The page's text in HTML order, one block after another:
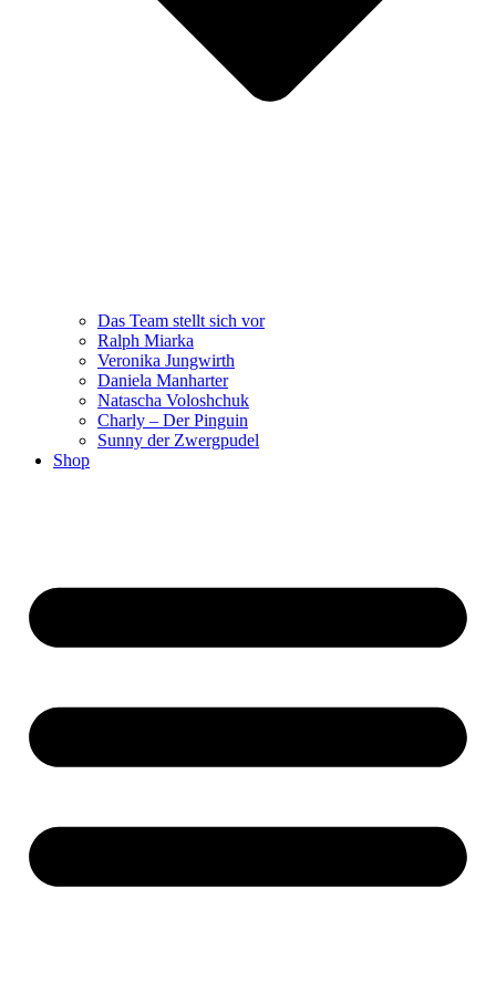
Das Team stellt sich vor
Ralph Miarka
Veronika Jungwirth
Daniela Manharter
Natascha Voloshchuk
Charly – Der Pinguin
Sunny der Zwergpudel
Shop